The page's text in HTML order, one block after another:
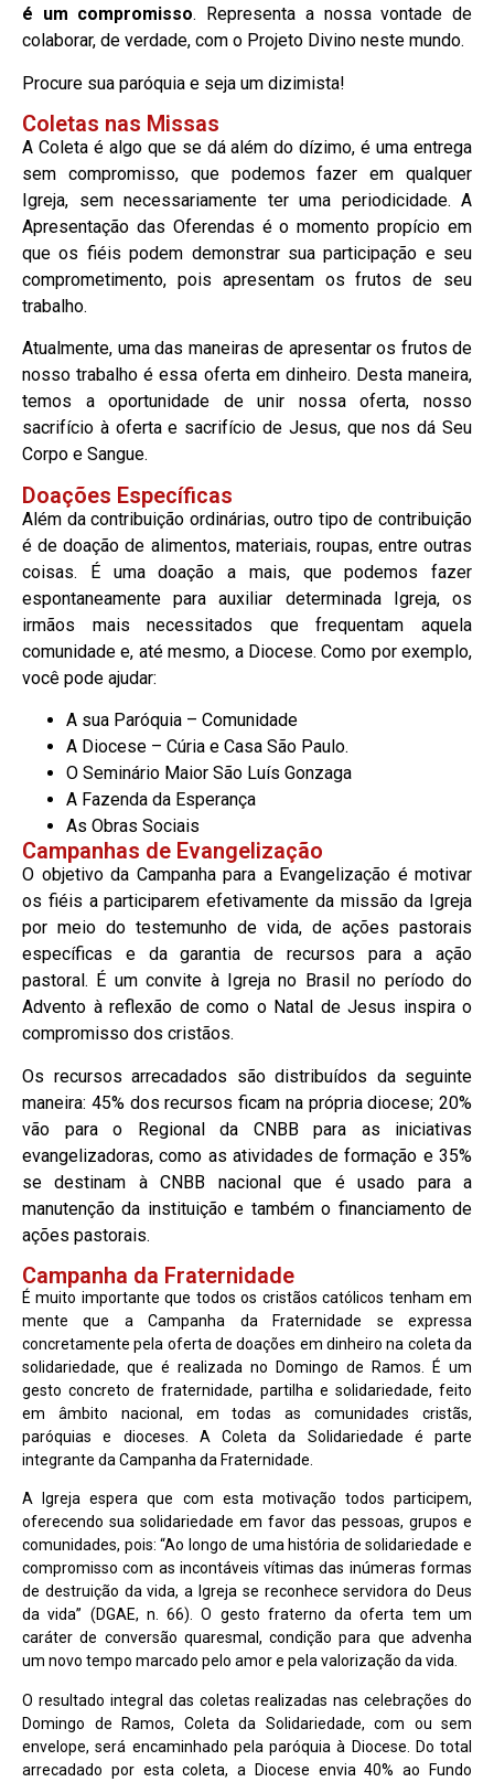
é um compromisso. Representa a nossa vontade de
colaborar, de verdade, com o Projeto Divino neste mundo.
Procure sua paróquia e seja um dizimista!
Coletas nas Missas
A Coleta é algo que se dá além do dízimo, é uma entrega
sem compromisso, que podemos fazer em qualquer
Igreja, sem necessariamente ter uma periodicidade. A
Apresentação das Oferendas é o momento propício em
que os fiéis podem demonstrar sua participação e seu
comprometimento, pois apresentam os frutos de seu
trabalho.
Atualmente, uma das maneiras de apresentar os frutos de
nosso trabalho é essa oferta em dinheiro. Desta maneira,
temos a oportunidade de unir nossa oferta, nosso
sacrifício à oferta e sacrifício de Jesus, que nos dá Seu
Corpo e Sangue.
Doações Específicas
Além da contribuição ordinárias, outro tipo de contribuição
é de doação de alimentos, materiais, roupas, entre outras
coisas. É uma doação a mais, que podemos fazer
espontaneamente para auxiliar determinada Igreja, os
irmãos mais necessitados que frequentam aquela
comunidade e, até mesmo, a Diocese. Como por exemplo,
você pode ajudar:
A sua Paróquia – Comunidade
A Diocese – Cúria e Casa São Paulo.
O Seminário Maior São Luís Gonzaga
A Fazenda da Esperança
As Obras Sociais
Campanhas de Evangelização
O objetivo da Campanha para a Evangelização é motivar
os fiéis a participarem efetivamente da missão da Igreja
por meio do testemunho de vida, de ações pastorais
específicas e da garantia de recursos para a ação
pastoral. É um convite à Igreja no Brasil no período do
Advento à reflexão de como o Natal de Jesus inspira o
compromisso dos cristãos.
Os recursos arrecadados são distribuídos da seguinte
maneira: 45% dos recursos ficam na própria diocese; 20%
vão para o Regional da CNBB para as iniciativas
evangelizadoras, como as atividades de formação e 35%
se destinam à CNBB nacional que é usado para a
manutenção da instituição e também o financiamento de
ações pastorais.
Campanha da Fraternidade
É muito importante que todos os cristãos católicos tenham em
mente que a Campanha da Fraternidade se expressa
concretamente pela oferta de doações em dinheiro na coleta da
solidariedade, que é realizada no Domingo de Ramos. É um
gesto concreto de fraternidade, partilha e solidariedade, feito
em âmbito nacional, em todas as comunidades cristãs,
paróquias e dioceses. A Coleta da Solidariedade é parte
integrante da Campanha da Fraternidade.
A Igreja espera que com esta motivação todos participem,
oferecendo sua solidariedade em favor das pessoas, grupos e
comunidades, pois: “Ao longo de uma história de solidariedade e
compromisso com as incontáveis vítimas das inúmeras formas
de destruição da vida, a Igreja se reconhece servidora do Deus
da vida” (DGAE, n. 66). O gesto fraterno da oferta tem um
caráter de conversão quaresmal, condição para que advenha
um novo tempo marcado pelo amor e pela valorização da vida.
O resultado integral das coletas realizadas nas celebrações do
Domingo de Ramos, Coleta da Solidariedade, com ou sem
envelope, será encaminhado pela paróquia à Diocese. Do total
arrecadado por esta coleta, a Diocese envia 40% ao Fundo